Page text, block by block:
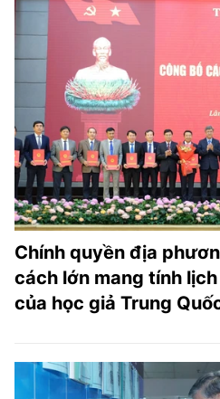
Chính quyền địa
cách lớn mang tính
của học giả Trung